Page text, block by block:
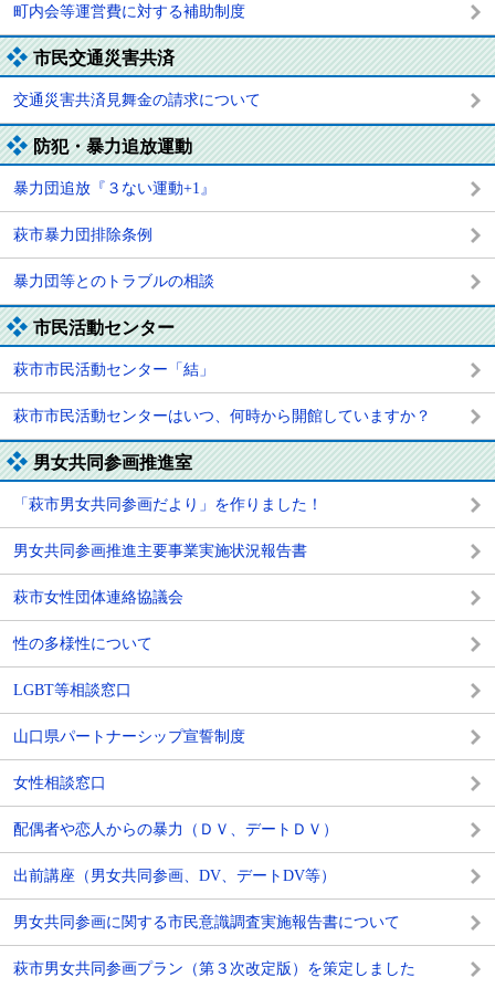
町内会等運営費に対する補助制度
市民交通災害共済
交通災害共済見舞金の請求について
防犯・暴力追放運動
暴力団追放『３ない運動+1』
萩市暴力団排除条例
暴力団等とのトラブルの相談
市民活動センター
萩市市民活動センター「結」
萩市市民活動センターはいつ、何時から開館していますか？
男女共同参画推進室
「萩市男女共同参画だより」を作りました！
男女共同参画推進主要事業実施状況報告書
萩市女性団体連絡協議会
性の多様性について
LGBT等相談窓口
山口県パートナーシップ宣誓制度
女性相談窓口
配偶者や恋人からの暴力（ＤＶ、デートＤＶ）
出前講座（男女共同参画、DV、デートDV等）
男女共同参画に関する市民意識調査実施報告書について
萩市男女共同参画プラン（第３次改定版）を策定しました